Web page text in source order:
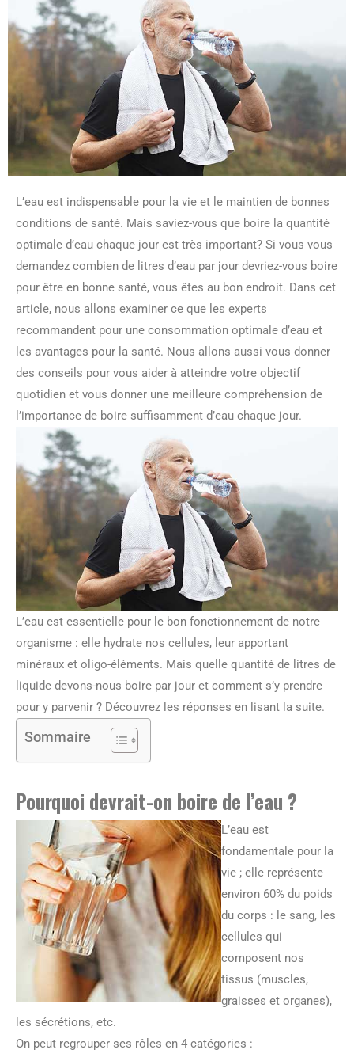
L’eau est indispensable pour la vie et le maintien de bonnes
conditions de santé. Mais saviez-vous que boire la quantité
optimale d’eau chaque jour est très important? Si vous vous
demandez combien de litres d’eau par jour devriez-vous boire
pour être en bonne santé, vous êtes au bon endroit. Dans cet
article, nous allons examiner ce que les experts
recommandent pour une consommation optimale d’eau et
les avantages pour la santé. Nous allons aussi vous donner
des conseils pour vous aider à atteindre votre objectif
quotidien et vous donner une meilleure compréhension de
l’importance de boire suffisamment d’eau chaque jour.
L’eau est essentielle pour le bon fonctionnement de notre
organisme : elle hydrate nos cellules, leur apportant
minéraux et oligo-éléments. Mais quelle quantité de litres de
liquide devons-nous boire par jour et comment s’y prendre
pour y parvenir ? Découvrez les réponses en lisant la suite.
Sommaire
Pourquoi devrait-on boire de l’eau ?
L’eau est
fondamentale pour la
vie ; elle représente
environ 60% du poids
du corps : le sang, les
cellules qui
composent nos
tissus (muscles,
graisses et organes),
les sécrétions, etc.
On peut regrouper ses rôles en 4 catégories :